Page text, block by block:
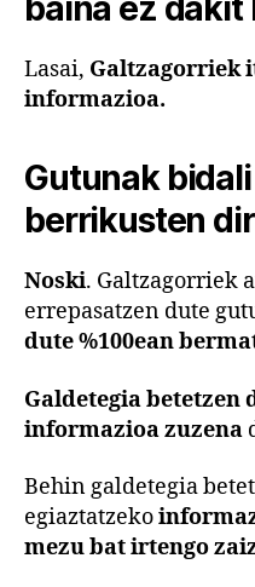
baina ez
Lasai, Galtzagorriek
informazioa.
Gutunak
berrikusten
Noski. Galtzagorriek
errepasatzen dute
dute %100ean
Galdetegia betetzen
informazioa zuzena
Behin galdetegia
egiaztatzeko
mezu bat irtengo